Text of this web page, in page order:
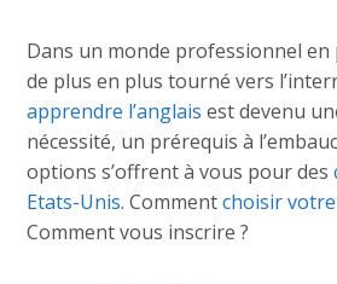
Dans un monde professionnel
de plus en plus tourné vers
apprendre l’anglais est devenu
nécessité, un prérequis à
options s’offrent à vous pour des
Etats-Unis. Commentchoisir votre
Comment vous inscrire ?